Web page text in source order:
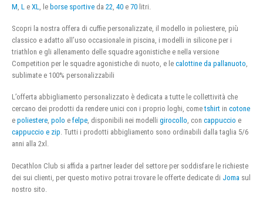
M L e XL , le borse sportive da 22 40 e 70 litri.
Scopri la nostra offera di cuffie personalizzate, il modello in poliestere, più
classico e adatto all’uso occasionale in piscina, i modelli in silicone per i
triathlon e gli allenamento delle squadre agonistiche e nella versione
Competition per le squadre agonistiche di nuoto, e le calottine da pallanuoto,
sublimate e 100% personalizzabili
L’offerta abbigliamento personalizzato è dedicata a tutte le collettività che
cercano dei prodotti da rendere unici con i proprio loghi, cometshirt in cotone
e poliestere, polo e felpe, disponibili nei modelli girocollo, con cappuccio e
cappuccio e zip. Tutti i prodotti abbigliamento sono ordinabili dalla taglia 5/6
anni alla 2xl.
Decathlon Club si affida a partner leader del settore per soddisfare le richieste
dei sui clienti, per questo motivo potrai trovare le offerte dedicate di Joma sul
nostro sito.